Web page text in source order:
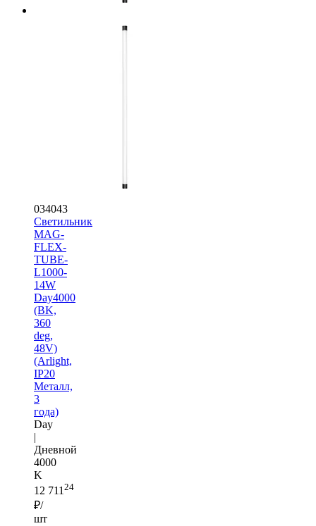
034043
Светильник
MAG-
FLEX-
TUBE-
L1000-
14W
Day4000
(BK,
360
deg,
48V)
(Arlight,
IP20
Металл,
3
года)
Day
|
Дневной
4000
K
12 711 24
₽/
шт